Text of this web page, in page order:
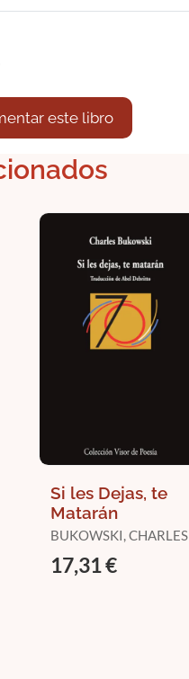
este libro
Si les Dejas, te
Matarán
BUKOWSKI, CHARLES
17,31 €